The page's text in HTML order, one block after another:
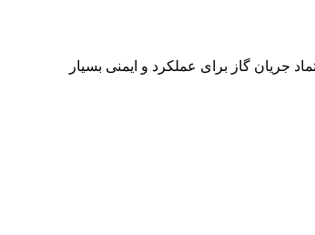
جریان گاز برای عملکرد و ایمنی بسیار